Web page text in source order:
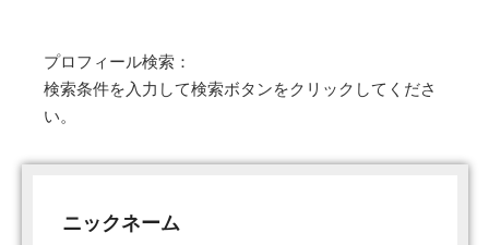
プロフィール検索：
検索条件を入力して検索ボタンをクリックしてくださ
い。
ニックネーム